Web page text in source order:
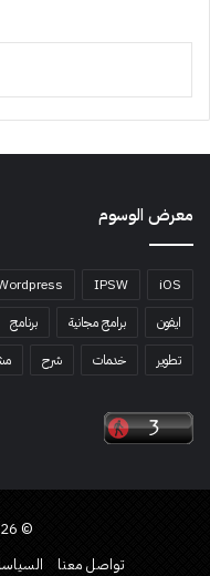
معرض الوسوم
iOS
IPSW
ايفون
برامج مجانية برنامج
تطوير
خدمات شرح
© 2026
تواصل معنا